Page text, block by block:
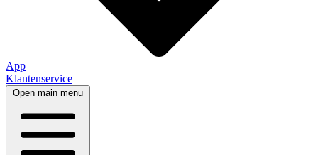
App
Klantenservice
Open main menu